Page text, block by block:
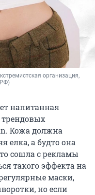
организация,
РФ)
напитанная
трендовых
Кожа должна
елка, а будто она
сошла с рекламы
такого эффекта на
маски,
но если